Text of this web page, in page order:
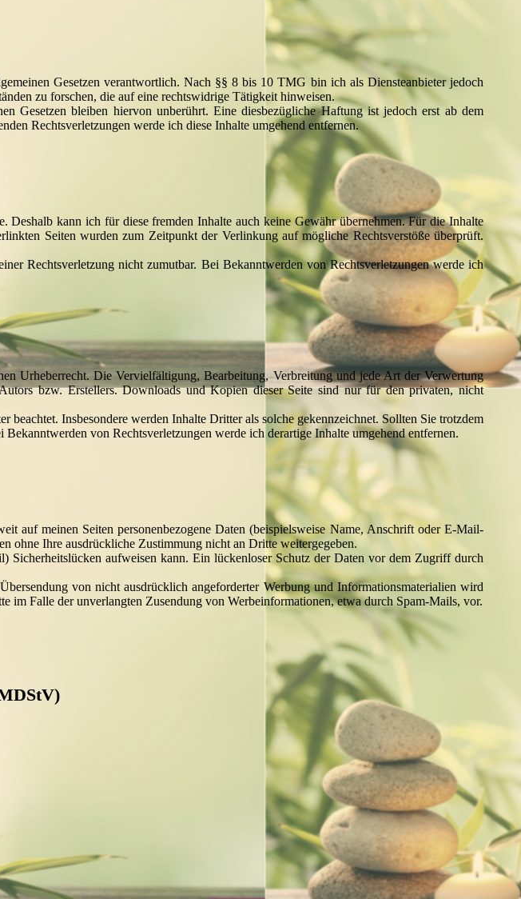
Gesetzen verantwortlich. Nach §§ 8 bis 10 TMG bin ich als Diensteanbieter jedoch
zu forschen, die auf eine rechtswidrige Tätigkeit hinweisen.
Gesetzen bleiben hiervon unberührt. Eine diesbezügliche Haftung ist jedoch erst ab dem
Rechtsverletzungen werde ich diese Inhalte umgehend entfernen.
kann ich für diese fremden Inhalte auch keine Gewähr übernehmen. Für die Inhalte
Seiten wurden zum Zeitpunkt der Verlinkung auf mögliche Rechtsverstöße überprüft.
Rechtsverletzung nicht zumutbar. Bei Bekanntwerden von Rechtsverletzungen werde ich
Urheberrecht. Die Vervielfältigung, Bearbeitung, Verbreitung und jede Art der Verwertung
bzw. Erstellers. Downloads und Kopien dieser Seite sind nur für den privaten, nicht
Insbesondere werden Inhalte Dritter als solche gekennzeichnet. Sollten Sie trotzdem
von Rechtsverletzungen werde ich derartige Inhalte umgehend entfernen.
auf meinen Seiten personenbezogene Daten (beispielsweise Name, Anschrift oder E-Mail-
ohne Ihre ausdrückliche Zustimmung nicht an Dritte weitergegeben.
aufweisen kann. Ein lückenloser Schutz der Daten vor dem Zugriff durch
von nicht ausdrücklich angeforderter Werbung und Informationsmaterialien wird
im Falle der unverlangten Zusendung von Werbeinformationen, etwa durch Spam-Mails, vor.